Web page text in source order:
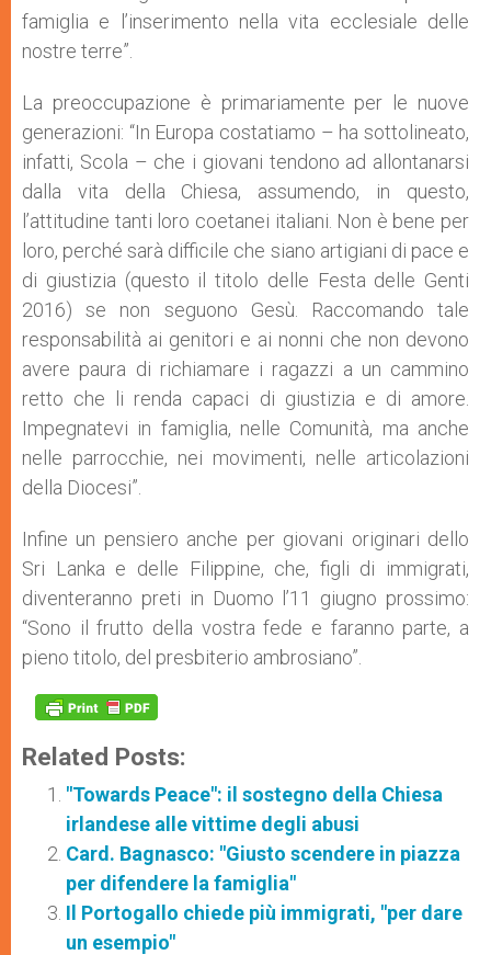
famiglia e l’inserimento nella vita ecclesiale delle
nostre terre”.
La preoccupazione è primariamente per le nuove
generazioni: “In Europa costatiamo – ha sottolineato,
infatti, Scola – che i giovani tendono ad allontanarsi
dalla vita della Chiesa, assumendo, in questo,
l’attitudine tanti loro coetanei italiani. Non è bene per
loro, perché sarà difficile che siano artigiani di pace e
di giustizia (questo il titolo delle Festa delle Genti
2016) se non seguono Gesù. Raccomando tale
responsabilità ai genitori e ai nonni che non devono
avere paura di richiamare i ragazzi a un cammino
retto che li renda capaci di giustizia e di amore.
Impegnatevi in famiglia, nelle Comunità, ma anche
nelle parrocchie, nei movimenti, nelle articolazioni
della Diocesi”.
Infine un pensiero anche per giovani originari dello
Sri Lanka e delle Filippine, che, figli di immigrati,
diventeranno preti in Duomo l’11 giugno prossimo:
“Sono il frutto della vostra fede e faranno parte, a
pieno titolo, del presbiterio ambrosiano”.
Related Posts:
"Towards Peace": il sostegno della Chiesa
irlandese alle vittime degli abusi
Card. Bagnasco: "Giusto scendere in piazza
per difendere la famiglia"
Il Portogallo chiede più immigrati, "per dare
un esempio"